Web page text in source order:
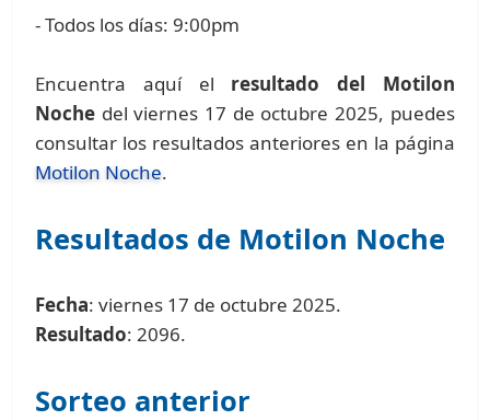
- Todos los días: 9:00pm
Encuentra aquí el resultado del Motilon
Noche del viernes 17 de octubre 2025, puedes
consultar los resultados anteriores en la página
Motilon Noche.
Resultados de Motilon Noche
Fecha: viernes 17 de octubre 2025.
Resultado: 2096.
Sorteo anterior